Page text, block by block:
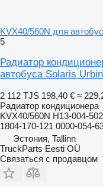
KVX40/560N для
5
Радиатор
автобуса Solaris
2 112 TJS 198,40 € ≈
Радиатор кондиционера
KVX40/560N H13-004-
1804-170-121 0000-054-
Эстония, Tallinn
TruckParts Eesti OÜ
Связаться с продавцом